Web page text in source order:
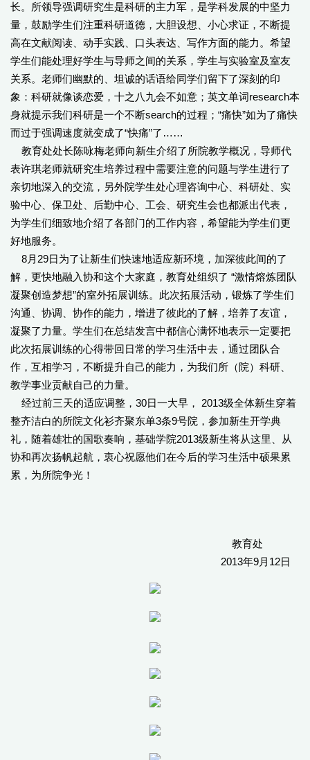
长。所领导强调研究生是科研的主力军，是学科发展的中坚力
量，鼓励学生们注重科研道德，大胆设想、小心求证，不断提
高在文献阅读、动手实践、口头表达、写作方面的能力。希望
学生们能处理好学生与导师之间的关系，学生与实验室及室友
关系。老师们幽默的、坦诚的话语给同学们留下了深刻的印
象：科研就像谈恋爱，十之八九会不如意；英文单词research本
身就提示我们科研是一个不断search的过程；“痛快”如为了痛快
而过于强调速度就变成了“快痛”了……
教育处处长陈咏梅老师向新生介绍了所院教学概况，导师代
表许琪老师就研究生培养过程中需要注意的问题与学生进行了
亲切地深入的交流，另外院学生处心理咨询中心、科研处、实
验中心、保卫处、后勤中心、工会、研究生会也都派出代表，
为学生们细致地介绍了各部门的工作内容，希望能为学生们更
好地服务。
8月29日为了让新生们快速地适应新环境，加深彼此间的了
解，更快地融入协和这个大家庭，教育处组织了 “激情熔炼团队
凝聚创造梦想”的室外拓展训练。此次拓展活动，锻炼了学生们
沟通、协调、协作的能力，增进了彼此的了解，培养了友谊，
凝聚了力量。学生们在总结发言中都信心满怀地表示一定要把
此次拓展训练的心得带回日常的学习生活中去，通过团队合
作，互相学习，不断提升自己的能力，为我们所（院）科研、
教学事业贡献自己的力量。
经过前三天的适应调整，30日一大早， 2013级全体新生穿着
整齐洁白的所院文化衫齐聚东单3条9号院，参加新生开学典
礼，随着雄壮的国歌奏响，基础学院2013级新生将从这里、从
协和再次扬帆起航，衷心祝愿他们在今后的学习生活中硕果累
累，为所院争光！
教育处
2013年9月12日